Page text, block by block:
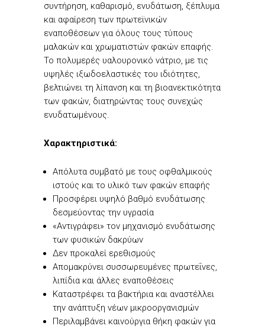
συντήρηση, καθαρισμό, ενυδάτωση, ξέπλυμα
και αφαίρεση των πρωτεϊνικών
εναποθέσεων για όλους τους τύπους
μαλακών και χρωματιστών φακών επαφής.
Το πολυμερές υαλουρονικό νάτριο, με τις
υψηλές ιξωδοελαστικές του ιδιότητες,
βελτιώνει τη λίπανση και τη βιοανεκτικότητα
των φακών, διατηρώντας τους συνεχώς
ενυδατωμένους.
Χαρακτηριστικά:
Απόλυτα συμβατό με τους οφθαλμικούς
ιστούς και το υλικό των φακών επαφής
Προσφέρει υψηλό βαθμό ενυδάτωσης
δεσμεύοντας την υγρασία
«Αντιγράφει» τον μηχανισμό ενυδάτωσης
των φυσικών δακρύων
Δεν προκαλεί ερεθισμούς
Απομακρύνει συσσωρευμένες πρωτεΐνες,
λιπίδια και άλλες εναποθέσεις
Καταστρέφει τα βακτήρια και αναστέλλει
την ανάπτυξη νέων μικροοργανισμών
Περιλαμβάνει καινούργια θήκη φακών για